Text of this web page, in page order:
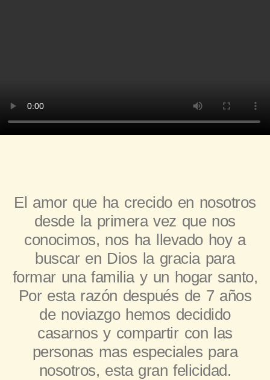
El amor que ha crecido en nosotros
desde la primera vez que nos
conocimos, nos ha llevado hoy a
buscar en Dios la gracia para
formar una familia y un hogar santo,
Por esta razón después de 7 años
de noviazgo hemos decidido
casarnos y compartir con las
personas mas especiales para
nosotros, esta gran felicidad.